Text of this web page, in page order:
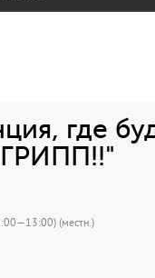
где
(местн.)